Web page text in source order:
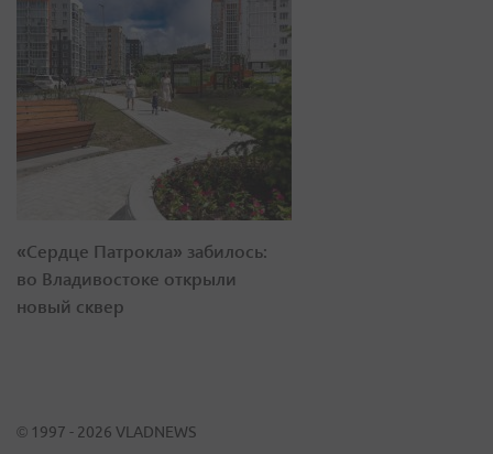
«Сердце Патрокла» забилось:
во Владивостоке открыли
новый сквер
© 1997 - 2026 VLADNEWS